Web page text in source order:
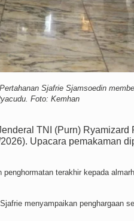
Sjafrie Sjamsoedin
Foto: Kemhan
TNI (Purn) Ryamizard
Upacara pemakaman
terakhir kepada
menyampaikan penghargaan